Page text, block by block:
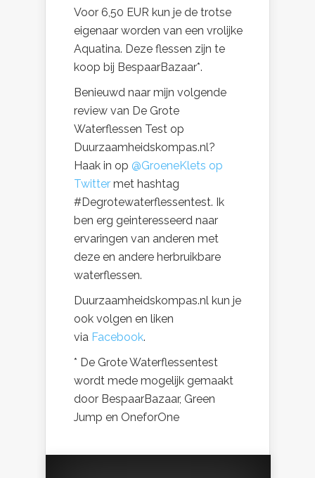
Voor 6,50 EUR kun je de trotse
eigenaar worden van een vrolijke
Aquatina. Deze flessen zijn te
koop bij BespaarBazaar*.
Benieuwd naar mijn volgende
review van De Grote
Waterflessen Test op
Duurzaamheidskompas.nl?
Haak in op @GroeneKlets op
Twitter met hashtag
#Degrotewaterflessentest. Ik
ben erg geinteresseerd naar
ervaringen van anderen met
deze en andere herbruikbare
waterflessen.
Duurzaamheidskompas.nl kun je
ook volgen en liken
via Facebook.
* De Grote Waterflessentest
wordt mede mogelijk gemaakt
door BespaarBazaar, Green
Jump en OneforOne